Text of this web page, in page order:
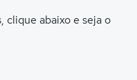
clique abaixo e seja o